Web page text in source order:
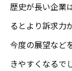
歴史が長い企業
るとより訴求力
今度の展望など
きやすくなるで